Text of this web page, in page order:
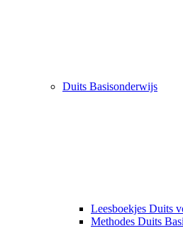
Duits Basisonderwijs
Leesboekjes Duits
Methodes Duits